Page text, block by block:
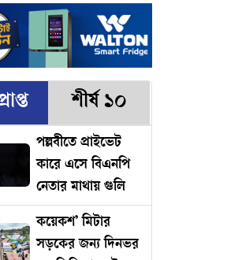
শীর্ষ ১০
পল্লবীতে প্রাইভেট
কারে এসে বিএনপি
নেতার মাথায় গুলি
কয়েকশ’ মিটার
সড়কের জন্য দিনভর